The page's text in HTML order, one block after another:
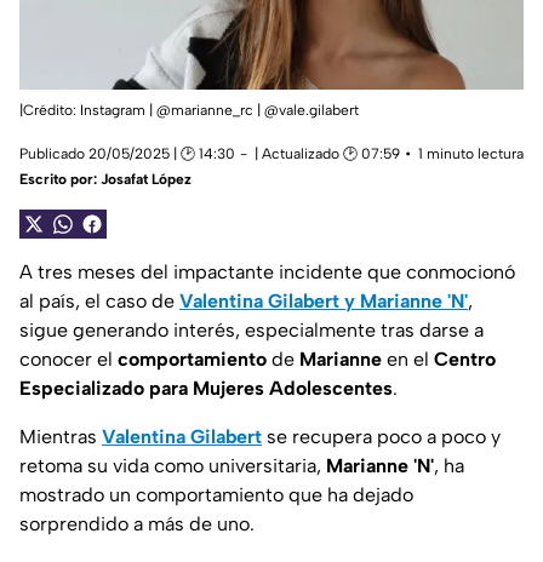
|Crédito: Instagram | @marianne_rc | @vale.gilabert
Publicado 20/05/2025 | 🕑 14:30 | Actualizado 🕑 07:59
1 minuto lectura
Escrito por: Josafat López
A tres meses del impactante incidente que conmocionó
al país, el caso de Valentina Gilabert y Marianne 'N',
sigue generando interés, especialmente tras darse a
conocer el comportamiento de Marianne en el Centro
Especializado para Mujeres Adolescentes.
Mientras Valentina Gilabert se recupera poco a poco y
retoma su vida como universitaria, Marianne 'N', ha
mostrado un comportamiento que ha dejado
sorprendido a más de uno.